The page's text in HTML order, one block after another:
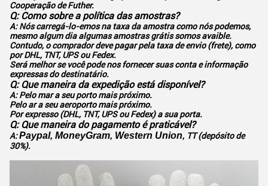
Cooperação de Futher.
Q: Como sobre a política das amostras?
A: Nós carregá-lo-emos na taxa da amostra como nós podemos,
mesmo algum dia algumas amostras grátis somos avaible.
Contudo, o comprador deve pagar pela taxa de envio (frete), como
por DHL, TNT, UPS ou Fedex.
Será melhor se você pode nos fornecer suas conta e informação
expressas do destinatário.
Q: Que maneira da expedição está disponível?
A: Pelo mar a seu porto mais próximo.
Pelo ar a seu aeroporto mais próximo.
Por expresso (DHL, TNT, UPS ou Fedex) a sua porta.
Q: Que maneira do pagamento é praticável?
A:Paypal, MoneyGram, Western Union, TT (depósito de
30%).